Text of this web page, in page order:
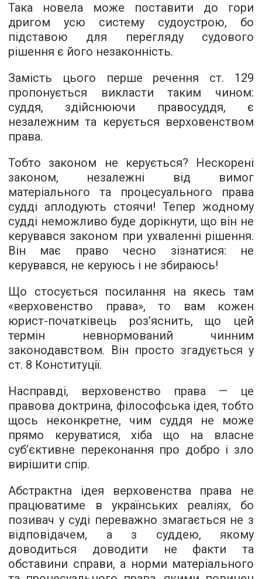
Така новела може поставити до гори
дригом усю систему судоустрою, бо
підставою для перегляду судового
рішення є його незаконність.
Замість цього перше речення ст. 129
пропонується викласти таким чином:
суддя, здійснюючи правосуддя, є
незалежним та керується верховенством
права.
Тобто законом не керується? Нескорені
законом, незалежні від вимог
матеріального та процесуального права
судді аплодують стоячи! Тепер жодному
судді неможливо буде дорікнути, що він не
керувався законом при ухваленні рішення.
Він має право чесно зізнатися: не
керувався, не керуюсь і не збираюсь!
Що стосується посилання на якесь там
«верховенство права», то вам кожен
юрист-початківець роз’яснить, що цей
термін невнормований чинним
законодавством. Він просто згадується у
ст. 8 Конституції.
Насправді, верховенство права — це
правова доктрина, філософська ідея, тобто
щось неконкретне, чим суддя не може
прямо керуватися, хіба що на власне
суб’єктивне переконання про добро і зло
вирішити спір.
Абстрактна ідея верховенства права не
працюватиме в українських реаліях, бо
позивач у суді переважно змагається не з
відповідачем, а з суддею, якому
доводиться доводити не факти та
обставини справи, а норми матеріального